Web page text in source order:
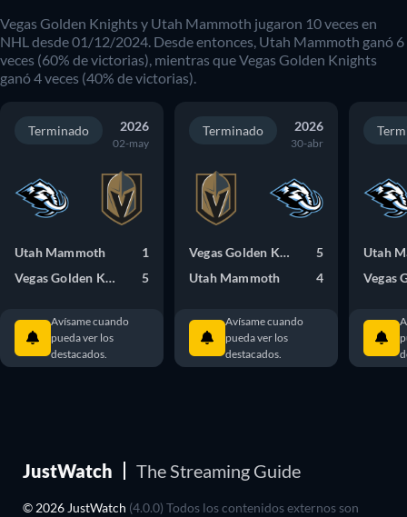
Vegas Golden Knights y Utah Mammoth jugaron 10veces en
NHL desde01/12/2024 . Desde entonces, Utah Mammoth ganó 6
veces (60% de victorias), mientras queVegas Golden Knights
ganó4veces (40% de victorias).
Terminado 2026
02-may
Utah Mammoth
1
Vegas Golden Knights
5
Avísame cuando
pueda ver los
destacados.
Terminado 2026
30-abr
Vegas Golden Knights
5
Utah Mammoth
4
Avísame cuando
pueda ver los
destacados.
Utah
JustWatch The Streaming Guide
© 2026 JustWatch (4.0.0) Todos los contenidos externos son